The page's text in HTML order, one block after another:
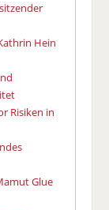
Hein
Risiken in
Glue